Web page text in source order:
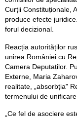
Curții Constituționale,
produce efecte
forul decizional.
Reacția autorităților
unirea României cu
Camera Deputaților.
Externe, Maria
realitate, „absorbția"
termenului de unificare.
„Ce fel de asociere